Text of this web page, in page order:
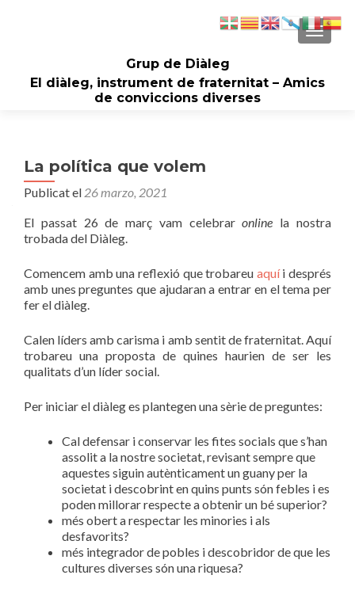
Grup de Diàleg
El diàleg, instrument de fraternitat – Amics
de conviccions diverses
La política que volem
Publicat el 26 marzo, 2021
El passat 26 de març vam celebraronline la nostra
trobada del Diàleg.
Comencem amb una reflexió que trobareu aquíi després
amb unes preguntes que ajudaran a entrar en el tema per
fer el diàleg.
Calen líders amb carisma i amb sentit de fraternitat. Aquí
trobareu una proposta de quines haurien de ser les
qualitats d’un líder social.
Per iniciar el diàleg es plantegen una sèrie de preguntes:
Cal defensar i conservar les fites socials que s’han
assolit a la nostre societat, revisant sempre que
aquestes siguin autènticament un guany per la
societat i descobrint en quins punts són febles i es
poden millorar respecte a obtenir un bé superior?
més obert a respectar les minories i als
desfavorits?
més integrador de pobles i descobridor de que les
cultures diverses són una riquesa?